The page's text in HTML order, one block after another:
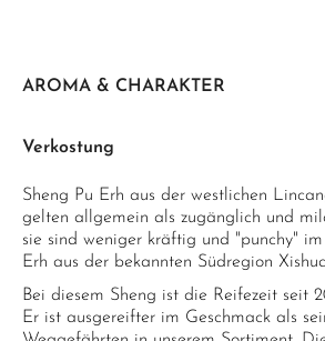
AROMA & CHARAKTER
Verkostung
Sheng Pu Erh aus der westlichen
gelten allgemein als zugänglich und
sie sind weniger kräftig und "punchy"
Erh aus der bekannten Südregion
Bei diesem Sheng ist die Reifezeit seit
Er ist ausgereifter im Geschmack als